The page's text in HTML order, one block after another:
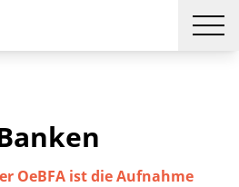
OeBFA ist die Aufnahme